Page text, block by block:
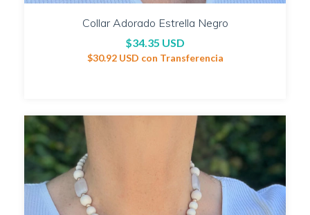
Collar Adorado Estrella Negro
$34.35 USD
$30.92 USD con Transferencia